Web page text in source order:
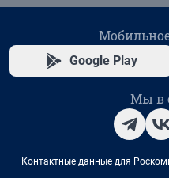
Google Play
Мы в
Контактные данные для